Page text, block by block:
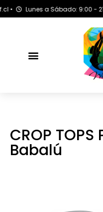
Lunes a Sábado: 9:00 - 21:00
CROP TOPS
Babalú